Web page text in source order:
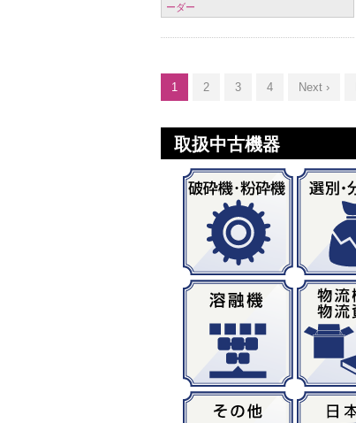
ーダー
1 2 3 4 Next ›
取扱中古機器